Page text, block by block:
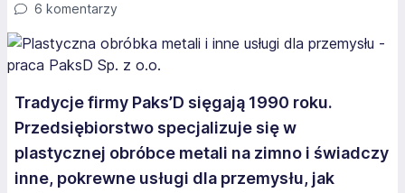
6 komentarzy
Tradycje firmy Paks’D sięgają 1990 roku.
Przedsiębiorstwo specjalizuje się w
plastycznej obróbce metali na zimno i świadczy
inne, pokrewne usługi dla przemysłu, jak